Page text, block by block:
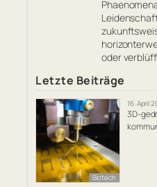
oder
Letzte Beiträge
Biotech
16. April
3D-